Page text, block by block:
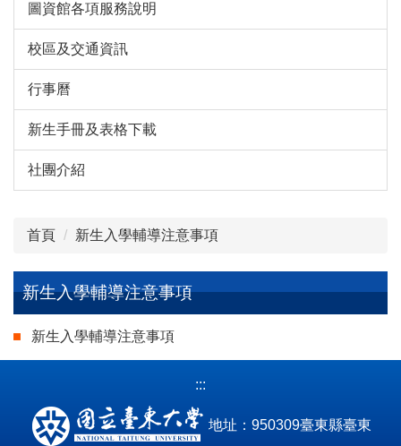
圖資館各項服務說明
校區及交通資訊
行事曆
新生手冊及表格下載
社團介紹
首頁 新生入學輔導注意事項
新生入學輔導注意事項
新生入學輔導注意事項
:::
地址 ：950309臺東縣臺東